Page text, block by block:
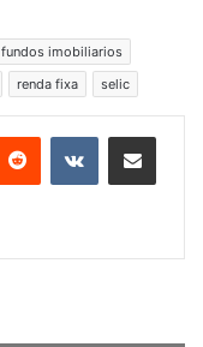
fundos imobiliarios
renda fixa selic